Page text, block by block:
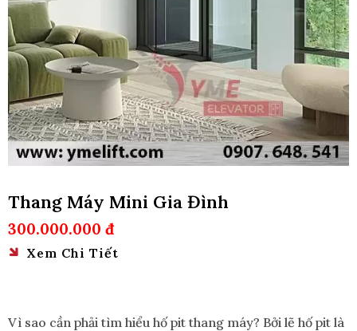
Thang Máy Mini Gia Đình
300.000.000 đ
Xem Chi Tiết
Vì sao cần phải tìm hiểu hố pit thang máy? Bởi lẽ hố pit là